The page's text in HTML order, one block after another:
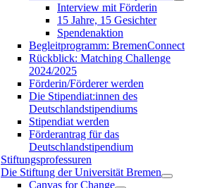
Interview mit Förderin
15 Jahre, 15 Gesichter
Spendenaktion
Begleitprogramm: BremenConnect
Rückblick: Matching Challenge
2024/2025
Förderin/Förderer werden
Die Stipendiat:innen des
Deutschlandstipendiums
Stipendiat werden
Förderantrag für das
Deutschlandstipendium
Stiftungsprofessuren
Die Stiftung der Universität Bremen
Canvas for Change